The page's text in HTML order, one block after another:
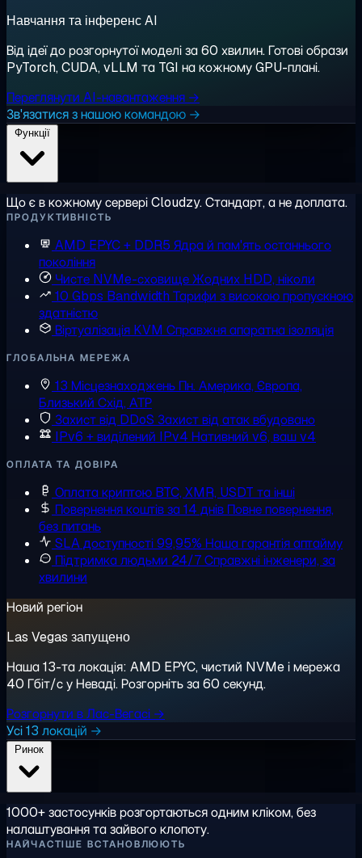
Навчання та інференс AI
Від ідеї до розгорнутої моделі за 60 хвилин. Готові образи
PyTorch, CUDA, vLLM та TGI на кожному GPU-плані.
Переглянути AI-навантаження →
Зв'язатися з нашою командою →
Що є в кожному сервері Cloudzy. Стандарт, а не доплата.
ПРОДУКТИВНІСТЬ
AMD EPYC + DDR5 Ядра й пам'ять останнього
покоління
Чисте NVMe-сховищеЖодних HDD, ніколи
10 Gbps Bandwidth Тарифи з високою пропускною
здатністю
Віртуалізація KVM Справжня апаратна ізоляція
ГЛОБАЛЬНА МЕРЕЖА
13 Місцезнаходжень Пн. Америка, Європа,
Близький Схід, АТР
Захист від DDoS Захист від атак вбудовано
IPv6 + виділений IPv4 Нативний v6, ваш v4
ОПЛАТА ТА ДОВІРА
Оплата криптою BTC, XMR, USDT та інші
Повернення коштів за 14 днів Повне повернення,
без питань
SLA доступності 99,95% Наша гарантія аптайму
Підтримка людьми 24/7Справжні інженери, за
хвилини
Новий регіон
Las Vegas запущено
Наша 13-та локація: AMD EPYC, чистий NVMe і мережа
40 Гбіт/с у Неваді. Розгорніть за 60 секунд.
Розгорнути в Лас-Вегасі →
Усі 13 локацій →
1000+ застосунків розгортаються одним кліком, без
налаштування та зайвого клопоту.
НАЙЧАСТІШЕ ВСТАНОВЛЮЮТЬ